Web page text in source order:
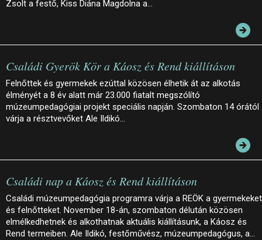
Zsolt a festő, Kiss Diána Magdolna a…
Családi Gyerök Kör a Káosz és Rend kiállításon
Felnőttek és gyermekek ezúttal közösen élhetik át az alkotás
élményét a 8 év alatt már 23.000 fiatalt megszólító
múzeumpedagógiai projekt speciális napján. Szombaton 14 órától
várja a résztvevőket Ale Ildikó…
Családi nap a Káosz és Rend kiállításon
Családi múzeumpedagógia programra várja a REÖK a gyermekeket
és felnőtteket. November 18-án, szombaton délután közösen
elmélkedhetnek és alkothatnak aktuális kiállításunk, a Káosz és
Rend termeiben. Ale Ildikó, festőművész, múzeumpedagógus, a…